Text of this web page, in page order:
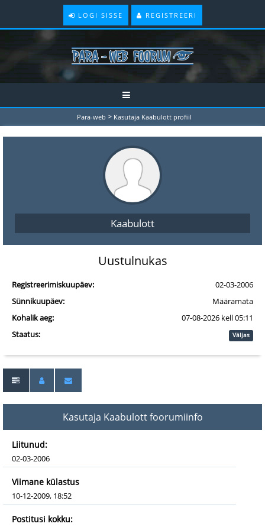
LOGI SISSE REGISTREERI
Para-web > Kasutaja Kaabulott profiil
Kaabulott
Uustulnukas
Registreerimiskuupäev:
02-03-2006
Sünnikuupäev:
Määramata
Kohalik aeg:
07-08-2026 kell 05:11
Staatus:
Väljas
Kasutaja Kaabulott foorumiinfo
Liitunud:
02-03-2006
Viimane külastus
10-12-2009, 18:52
Postitusi kokku: